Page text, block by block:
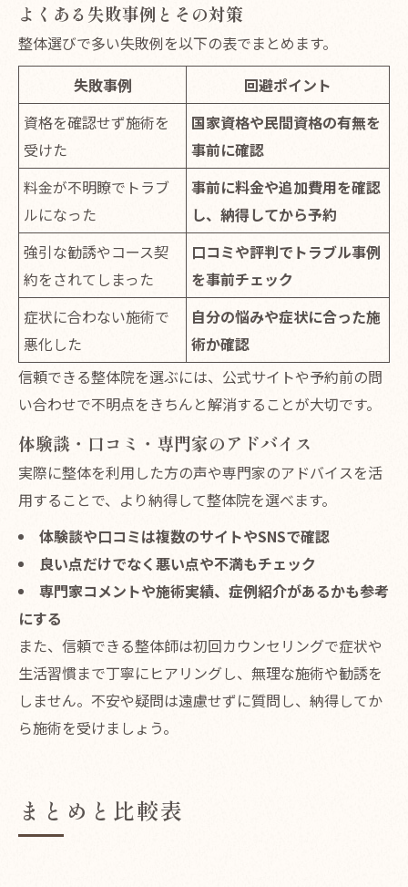
よくある失敗事例とその対策
整体選びで多い失敗例を以下の表でまとめます。
失敗事例
回避ポイント
資格を確認せず施術を
受けた
国家資格や民間資格の有無を
事前に確認
料金が不明瞭でトラブ
ルになった
事前に料金や追加費用を確認
し、納得してから予約
強引な勧誘やコース契
約をされてしまった
口コミや評判でトラブル事例
を事前チェック
症状に合わない施術で
悪化した
自分の悩みや症状に合った施
術か確認
信頼できる整体院を選ぶには、公式サイトや予約前の問
い合わせで不明点をきちんと解消することが大切です。
体験談・口コミ・専門家のアドバイス
実際に整体を利用した方の声や専門家のアドバイスを活
用することで、より納得して整体院を選べます。
体験談や口コミは複数のサイトやSNSで確認
良い点だけでなく悪い点や不満もチェック
専門家コメントや施術実績、症例紹介があるかも参考
にする
また、信頼できる整体師は初回カウンセリングで症状や
生活習慣まで丁寧にヒアリングし、無理な施術や勧誘を
しません。不安や疑問は遠慮せずに質問し、納得してか
ら施術を受けましょう。
まとめと比較表